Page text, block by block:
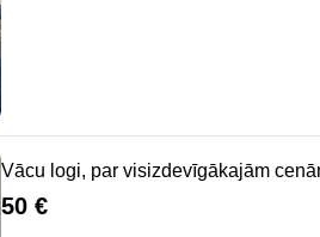
Vācu logi, par visizdevīgākajām
50 €